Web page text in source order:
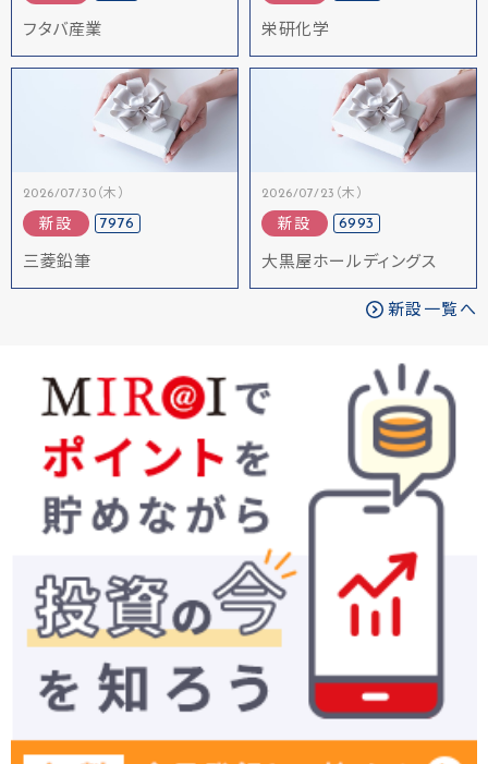
フタバ産業 栄研化学
2026/07/30（木）
新設 7976
三菱鉛筆
2026/07/23（木）
新設 6993
大黒屋ホールディングス
新設一覧へ